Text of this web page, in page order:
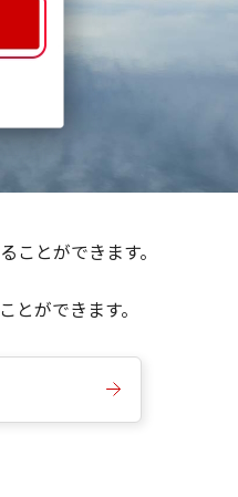
とができます。
ができます。